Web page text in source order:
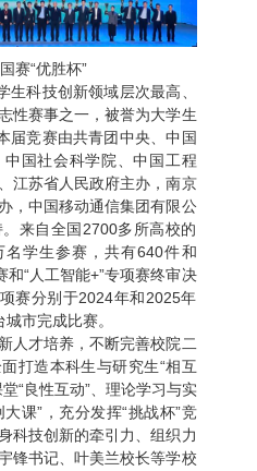
赛“优胜杯”
科技创新领域层次最高、
性赛事之一，被誉为大学生
届竞赛由共青团中央、中国
国社会科学院、中国工程
江苏省人民政府主办，南京
，中国移动通信集团有限公
来自全国2700多所高校的
学生参赛，共有640件和
“人工智能+”专项赛终审决
赛分别于2024年和2025年
市完成比赛。
才培养，不断完善校院二
打造本科生与研究生“相互
“良性互动”、理论学习与实
课”，充分发挥“挑战杯”竞
科技创新的牵引力、组织力
锋书记、叶美兰校长等学校